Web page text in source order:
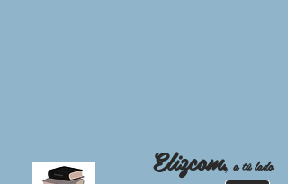
Elizcom, a tú lado